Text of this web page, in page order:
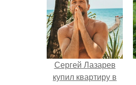
Сергей Лазарев
купил квартиру в